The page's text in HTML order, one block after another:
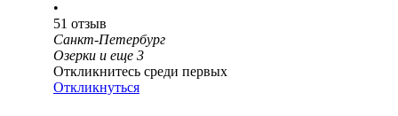
•
51 отзыв
Санкт-Петербург
Озерки и еще 3
Откликнитесь среди первых
Откликнуться